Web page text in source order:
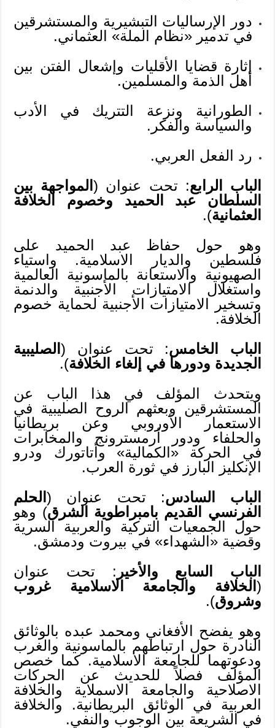
دور الإرساليات التبشيرية والمستشرقين
في تدمير «نظام الملة» العثماني.
إثارة قضايا الأقليات وإشعال الفتن بين
أهل الذمة والمسلمين.
الطورانية ونزعة التتريك في الأدب
والسياسة والفكر.
رد الفعل العربي.
الباب الرابع: تحت عنوان (المواجهة بين
السلطان عبد الحميد وخصوم الخلافة
العثمانية).
وهو حول حفاظ عبد الحميد على
فلسطين والديار الاسلامية. واستياء
الصهيونية والاستعانة بالماسونية العالمية
واستغلال الامتيازات الأجنبية والدنمة
وتسخير الامتيازات الأجنبية لحماية خصوم
الخلافة.
الباب الخامس: تحت عنوان (الصليبية
الجديدة ودورها في إلغاء الخلافة).
ويتحدث المؤلف في هذا الباب عن
المستشرقين وبعثهم الروح الصليبية في
الاستعمار الأوروبي وعن بريطانيا
والحلفاء ودور أرمسترونج والمخابرات
في الحركة «الكمالية» وأتاتورك ودرو
الإنكليز البارز في ثورة العرب.
الباب السادس: تحت عنوان (الحلم
الفرنسي القديم بامبراطوية الشرق) وهو
حول الجمعيات التركية والعربية السرية
وقضية «الشهداء» في بيروت ودمشق.
الباب السابع والأخير : تحت عنوان
( الخلافة والجامعة الاسلامية غروب
وشروق).
وهو يفضح الأفغاني ومحمد عبده بالوثائق
النادرة حول ارتباطهم بالماسونية والغرب
ودعوتهما للجامعة الاسلامية. كما خصص
المؤلف فصلاً للحديث عن الحركات
الاصلاحية والجامعة الاسملاية والخلافة
العربية في الوثائق البريطانية. والخلافة
في الشريعة بين الوجوب والنفي.